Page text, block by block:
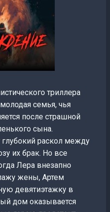
триллера
семья, чья
после страшной
сына.
раскол между
их брак. Но все
Лера внезапно
жены, Артем
девятиэтажку в
дом оказывается